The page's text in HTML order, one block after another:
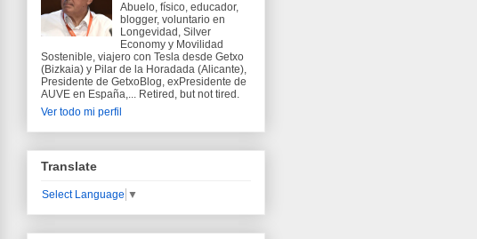
Abuelo, físico, educador,
blogger, voluntario en
Longevidad, Silver
Economy y Movilidad
Sostenible, viajero con Tesla desde Getxo
(Bizkaia) y Pilar de la Horadada (Alicante),
Presidente de GetxoBlog, exPresidente de
AUVE en España,... Retired, but not tired.
Ver todo mi perfil
Translate
Select Language ▼